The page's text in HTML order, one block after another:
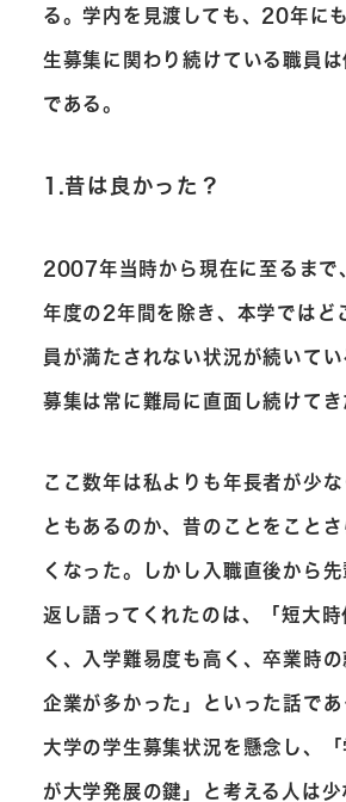
る。学内を見渡しても、20年に
生募集に関わり続けている職員は
である。
1.昔は良かった？
2007年当時から現在に至るま
年度の2年間を除き、本学ではど
員が満たされない状況が続いて
募集は常に難局に直面し続けてき
ここ数年は私よりも年長者が少な
ともあるのか、昔のことをこと
くなった。しかし入職直後から
返し語ってくれたのは、「短大
く、入学難易度も高く、卒業時
企業が多かった」といった話で
大学の学生募集状況を懸念し、
が大学発展の鍵」と考える人は少